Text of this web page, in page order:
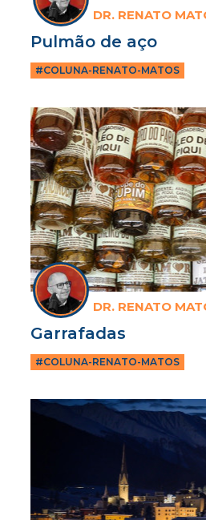
DR. RENATO
Pulmão de aço
#COLUNA-RENATO-MATOS
DR. RENATO
Garrafadas
#COLUNA-RENATO-MATOS